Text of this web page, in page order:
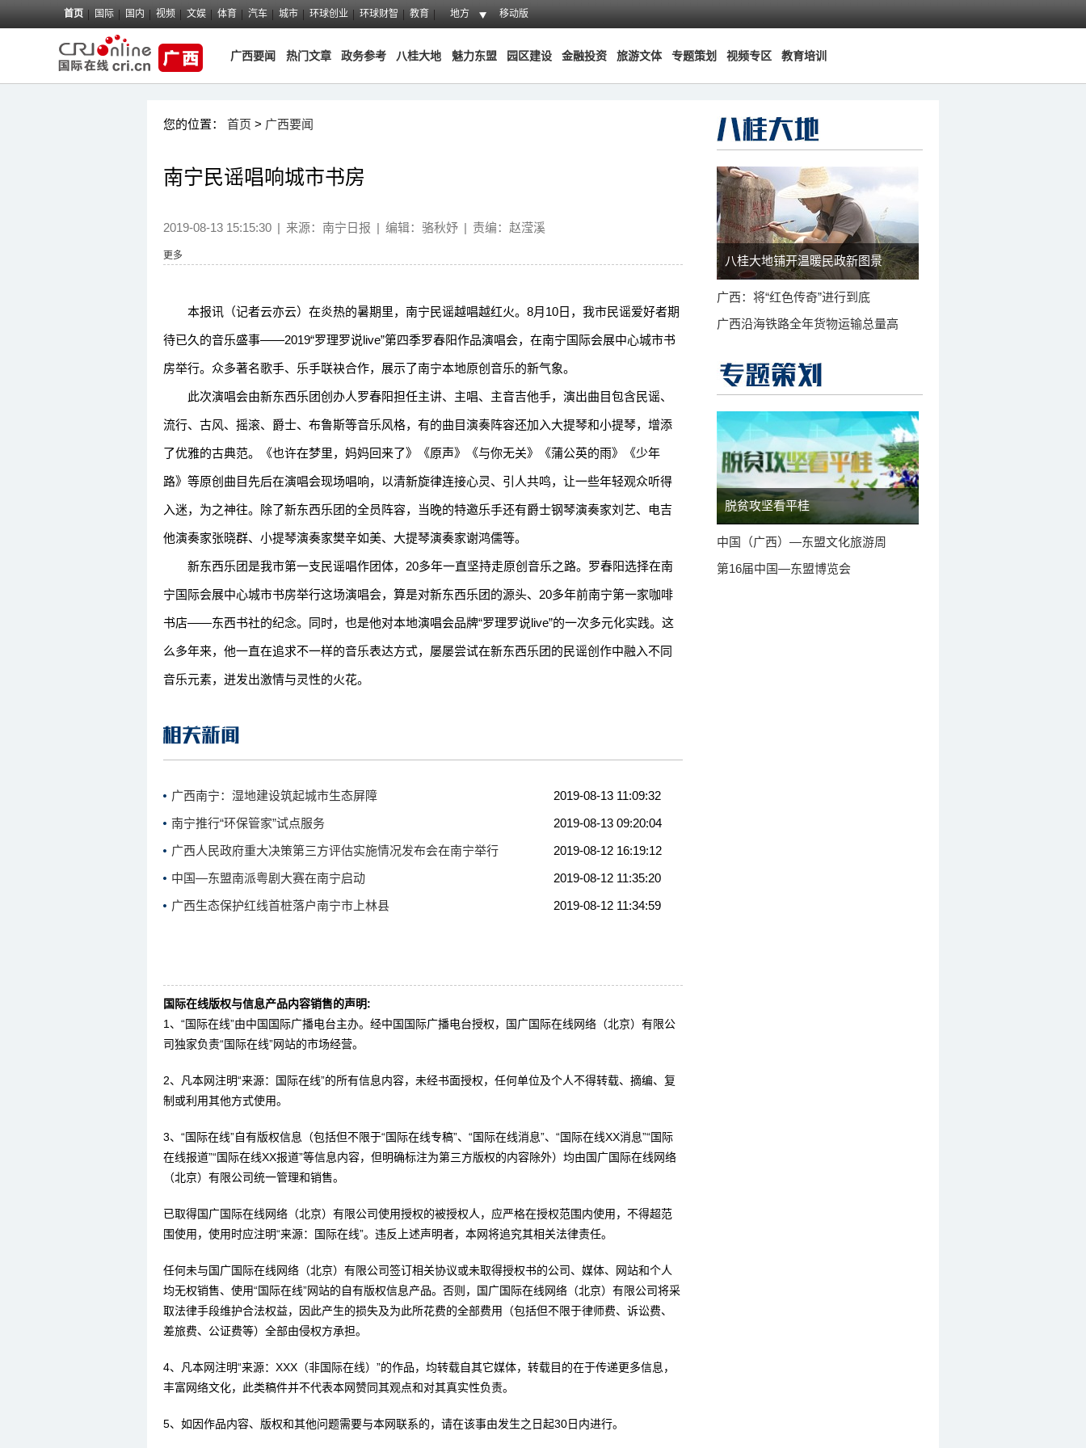
首页 国际 国内 视频 文娱 体育 汽车 城市 环球创业 环球财智 教育 地方 移动版
广西要闻 热门文章 政务参考 八桂大地 魅力东盟 园区建设 金融投资 旅游文体 专题策划 视频专区 教育培训
您的位置： 首页 > 广西要闻
南宁民谣唱响城市书房
2019-08-13 15:15:30 | 来源： 南宁日报 | 编辑：骆秋妤 | 责编：赵滢溪
更多
本报讯（记者云亦云）在炎热的暑期里，南宁民谣越唱越红火。8月10日，我市民谣爱好者期
待已久的音乐盛事——2019“罗理罗说live”第四季罗春阳作品演唱会，在南宁国际会展中心城市书
房举行。众多著名歌手、乐手联袂合作，展示了南宁本地原创音乐的新气象。
此次演唱会由新东西乐团创办人罗春阳担任主讲、主唱、主音吉他手，演出曲目包含民谣、
流行、古风、摇滚、爵士、布鲁斯等音乐风格，有的曲目演奏阵容还加入大提琴和小提琴，增添
了优雅的古典范。《也许在梦里，妈妈回来了》《原声》《与你无关》《蒲公英的雨》《少年
路》等原创曲目先后在演唱会现场唱响，以清新旋律连接心灵、引人共鸣，让一些年轻观众听得
入迷，为之神往。除了新东西乐团的全员阵容，当晚的特邀乐手还有爵士钢琴演奏家刘艺、电吉
他演奏家张晓群、小提琴演奏家樊辛如美、大提琴演奏家谢鸿儒等。
新东西乐团是我市第一支民谣唱作团体，20多年一直坚持走原创音乐之路。罗春阳选择在南
宁国际会展中心城市书房举行这场演唱会，算是对新东西乐团的源头、20多年前南宁第一家咖啡
书店——东西书社的纪念。同时，也是他对本地演唱会品牌“罗理罗说live”的一次多元化实践。这
么多年来，他一直在追求不一样的音乐表达方式，屡屡尝试在新东西乐团的民谣创作中融入不同
音乐元素，迸发出激情与灵性的火花。
2019-08-13 11:09:32
广西南宁：湿地建设筑起城市生态屏障
2019-08-13 09:20:04
南宁推行“环保管家”试点服务
2019-08-12 16:19:12
广西人民政府重大决策第三方评估实施情况发布会在南宁举行
2019-08-12 11:35:20
中国—东盟南派粤剧大赛在南宁启动
2019-08-12 11:34:59
广西生态保护红线首桩落户南宁市上林县
国际在线版权与信息产品内容销售的声明:
1、“国际在线”由中国国际广播电台主办。经中国国际广播电台授权，国广国际在线网络（北京）有限公
司独家负责“国际在线”网站的市场经营。
2、凡本网注明“来源：国际在线”的所有信息内容，未经书面授权，任何单位及个人不得转载、摘编、复
制或利用其他方式使用。
3、“国际在线”自有版权信息（包括但不限于“国际在线专稿”、“国际在线消息”、“国际在线XX消息”“国际
在线报道”“国际在线XX报道”等信息内容，但明确标注为第三方版权的内容除外）均由国广国际在线网络
（北京）有限公司统一管理和销售。
已取得国广国际在线网络（北京）有限公司使用授权的被授权人，应严格在授权范围内使用，不得超范
围使用，使用时应注明“来源：国际在线”。违反上述声明者，本网将追究其相关法律责任。
任何未与国广国际在线网络（北京）有限公司签订相关协议或未取得授权书的公司、媒体、网站和个人
均无权销售、使用“国际在线”网站的自有版权信息产品。否则，国广国际在线网络（北京）有限公司将采
取法律手段维护合法权益，因此产生的损失及为此所花费的全部费用（包括但不限于律师费、诉讼费、
差旅费、公证费等）全部由侵权方承担。
4、凡本网注明“来源：XXX（非国际在线）”的作品，均转载自其它媒体，转载目的在于传递更多信息，
丰富网络文化，此类稿件并不代表本网赞同其观点和对其真实性负责。
5、如因作品内容、版权和其他问题需要与本网联系的，请在该事由发生之日起30日内进行。
八桂大地铺开温暖民政新图景
广西：将“红色传奇”进行到底
广西沿海铁路全年货物运输总量高
脱贫攻坚看平桂
中国（广西）—东盟文化旅游周
第16届中国—东盟博览会